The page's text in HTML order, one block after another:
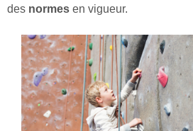
des normes en vigueur.